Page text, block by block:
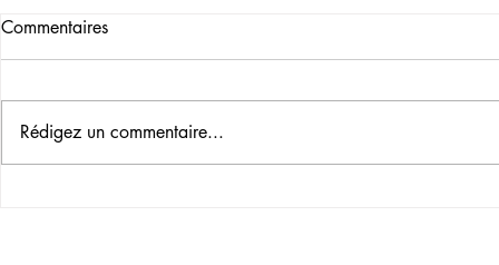
Commentaires
Rédigez un commentaire...